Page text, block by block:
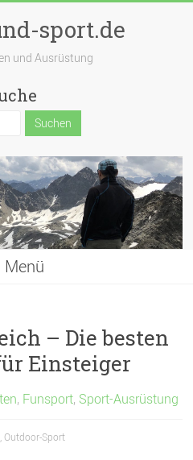
sport.de
und Ausrüstung
Menü
– Die besten
Einsteiger
, Funsport, Sport-Ausrüstung
Outdoor-Sport